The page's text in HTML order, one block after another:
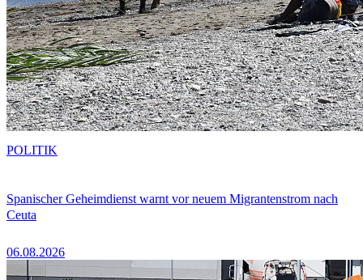
Spanischer Geheimdienst warnt vor neuem Migrantenstrom nach
Ceuta
06.08.2026
POLITIK